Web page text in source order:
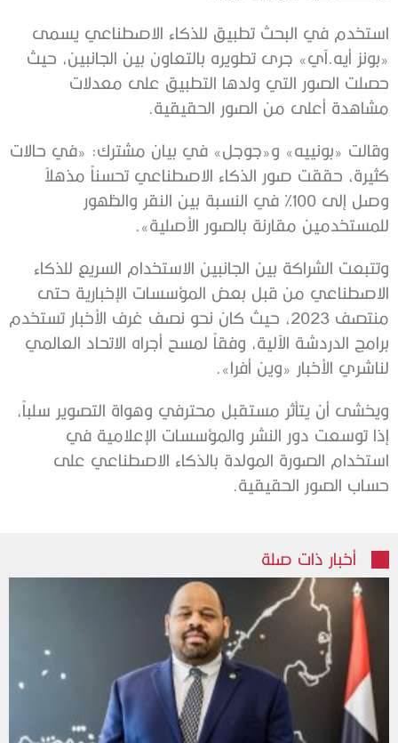
استخدم في البحث تطبيق للذكاء الاصطناعي يسمى
«بونز أيه.آي» جرى تطويره بالتعاون بين الجانبين، حيث
حصلت الصور التي ولدها التطبيق على معدلات
مشاهدة أعلى من الصور الحقيقية.
وقالت «بونييه» و«جوجل» في بيان مشترك: «في حالات
كثيرة، حققت صور الذكاء الاصطناعي تحسناً مذهلاً
وصل إلى 100% في النسبة بين النقر والظهور
للمستخدمين مقارنة بالصور الأصلية».
وتتبعت الشراكة بين الجانبين الاستخدام السريع للذكاء
الاصطناعي من قبل بعض المؤسسات الإخبارية حتى
منتصف 2023، حيث كان نحو نصف غرف الأخبار تستخدم
برامج الدردشة الآلية، وفقاً لمسح أجراه الاتحاد العالمي
لناشري الأخبار «وين أفرا».
ويخشى أن يتأثر مستقبل محترفي وهواة التصوير سلباً،
إذا توسعت دور النشر والمؤسسات الإعلامية في
استخدام الصورة المولدة بالذكاء الاصطناعي على
حساب الصور الحقيقية.
أخبار ذات صلة